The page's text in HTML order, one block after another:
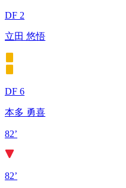
DF 2
立田 悠悟
DF 6
本多 勇喜
82’
82’